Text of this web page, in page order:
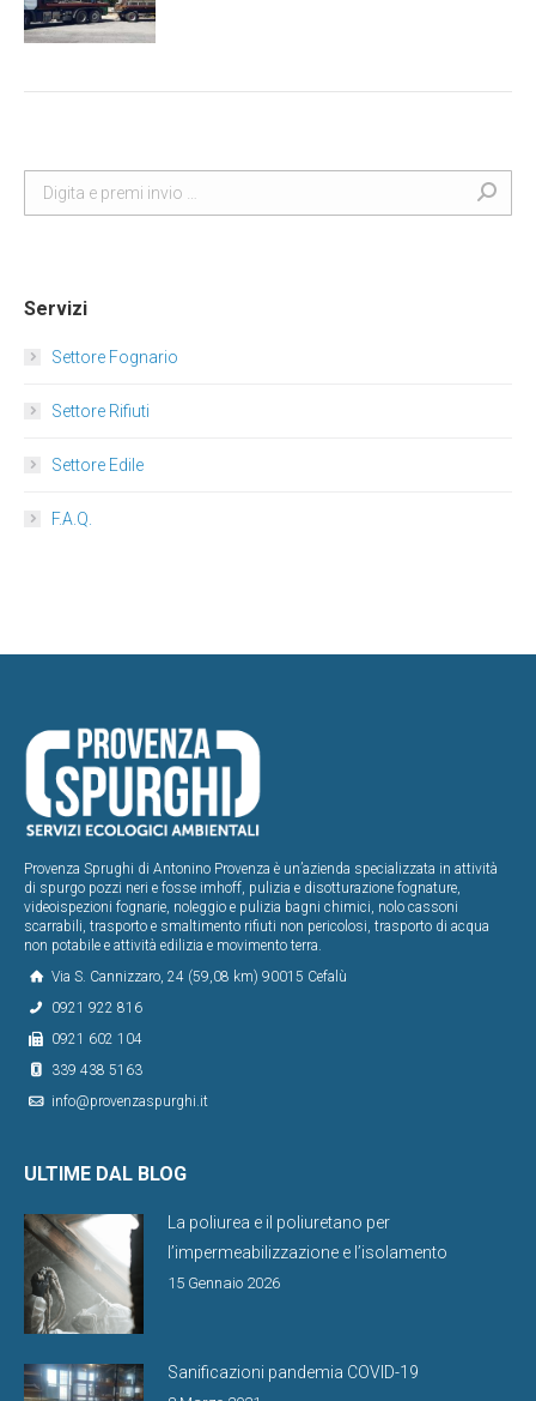
Search:
Servizi
Settore Fognario
Settore Rifiuti
Settore Edile
F.A.Q.
Provenza Sprughi di Antonino Provenza è un’azienda specializzata in attività
di spurgo pozzi neri e fosse imhoff, pulizia e disotturazione fognature,
videoispezioni fognarie, noleggio e pulizia bagni chimici, nolo cassoni
scarrabili, trasporto e smaltimento rifiuti non pericolosi, trasporto di acqua
non potabile e attività edilizia e movimento terra.
Via S. Cannizzaro, 24 (59,08 km) 90015 Cefalù
0921 922 816
0921 602 104
339 438 5163
info@provenzaspurghi.it
ULTIME DAL BLOG
La poliurea e il poliuretano per
l’impermeabilizzazione e l’isolamento
15 Gennaio 2026
Sanificazioni pandemia COVID-19